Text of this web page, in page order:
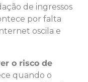
de ingressos
por falta
oscila e
o risco de
quando o